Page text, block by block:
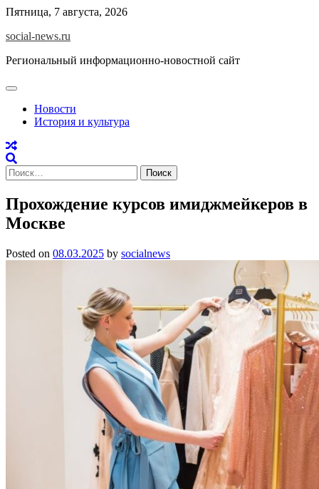
Skip
content
Пятница, 7 августа, 2026
social-news.ru
Региональный информационно-новостной сайт
Новости
История и культура
Найти:
Прохождение курсов имиджмейкеров в
Москве
Posted on 08.03.2025 by socialnews